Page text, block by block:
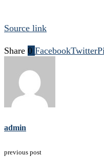
Source link
Share 0 FacebookTwitter
admin
previous post